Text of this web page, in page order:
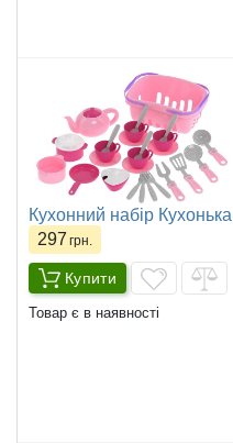
Кухонний набір Кухонька
297 грн.
Купити
Товар є в наявності